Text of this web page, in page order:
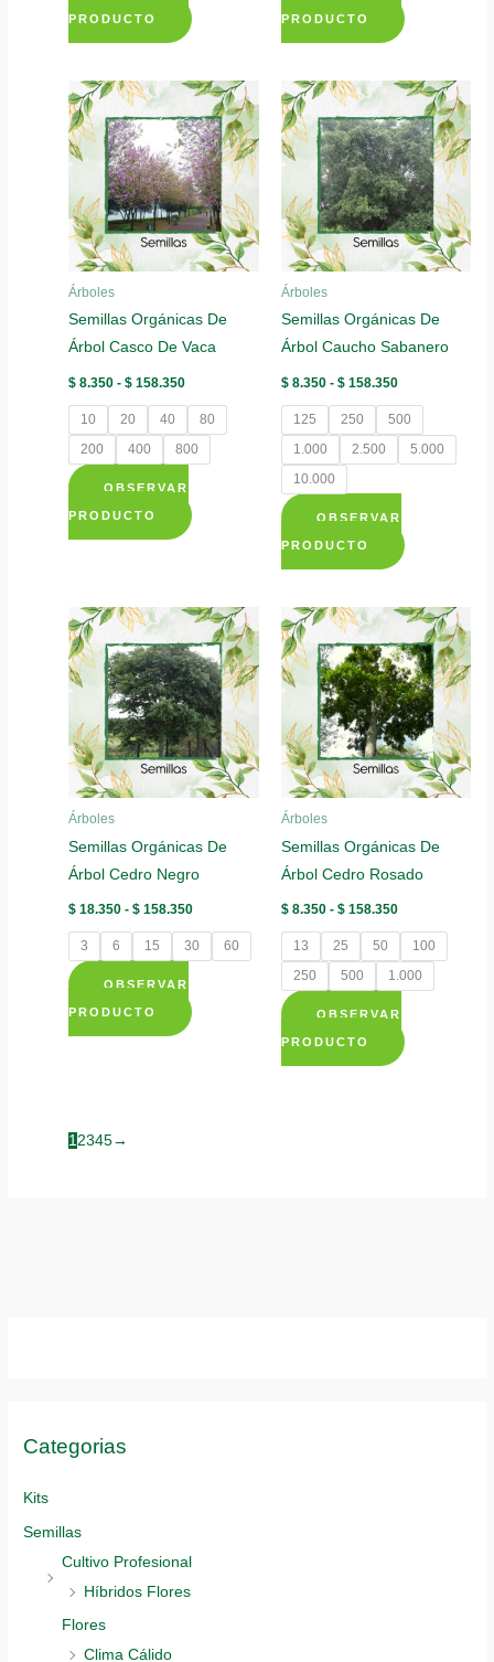
Categorias
Kits
Semillas
Cultivo Profesional
Híbridos Flores
Flores
Clima Cálido
PRODUCTO
Este
múltiples
variantes.
Las
opciones
se
pueden
elegir
la
página
producto
PRODUCTO
Este
múltiples
variantes.
Las
opciones
se
pueden
elegir
la
página
producto
Árboles
Semillas Orgánicas De
Árbol Casco De Vaca
$ 8.350 - $ 158.350
precios:
$ 8.350
hasta
$ 158.350
10 20 40
80
200
400 800
OBSERVAR
PRODUCTO
Este
variantes.
Las
opciones
se
pueden
elegir
en
página
de
producto
Árboles
Semillas Orgánicas De
Árbol Caucho Sabanero
$8.350 - $158.350Rango
precios:
$ 8.350
hasta
125 250
500
1.000
2.500
5.000
10.000
OBSERVAR
PRODUCTO
Este
múltiples
variantes.
Las
opciones
se
pueden
elegir
la
página
producto
Árboles
Semillas Orgánicas De
Árbol Cedro Negro
$ 18.350 - $ 158.350
precios:
3 6 15 30 60
OBSERVAR
PRODUCTO
Este
Árboles
Semillas Orgánicas De
Árbol Cedro Rosado
$8.350 - $158.350Rango
precios:
$ 8.350
hasta
$ 158.350
13 25 50
100
250
500 1.000
OBSERVAR
PRODUCTO
Este
12345→